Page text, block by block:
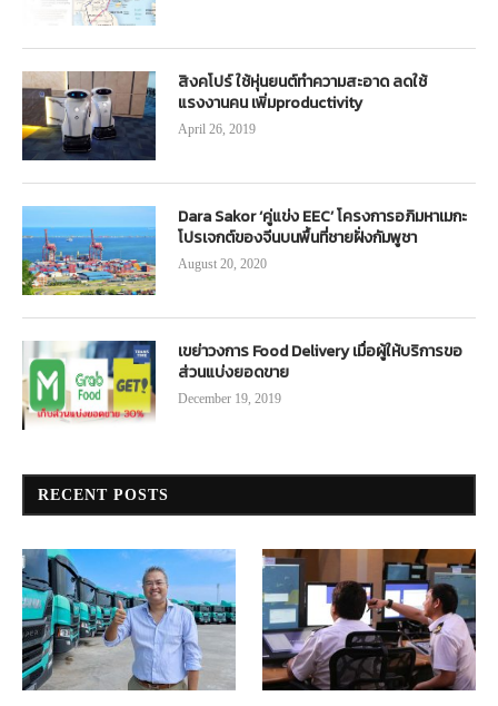
สิงคโปร์ ใช้หุ่นยนต์ทำความสะอาด ลดใช้
แรงงานคน เพิ่มproductivity
April 26, 2019
Dara Sakor ‘คู่แข่ง EEC’ โครงการอภิมหาเมกะ
โปรเจกต์ของจีนบนพื้นที่ชายฝั่งกัมพูชา
August 20, 2020
เขย่าวงการ Food Delivery เมื่อผู้ให้บริการขอ
ส่วนแบ่งยอดขาย
December 19, 2019
RECENT POSTS